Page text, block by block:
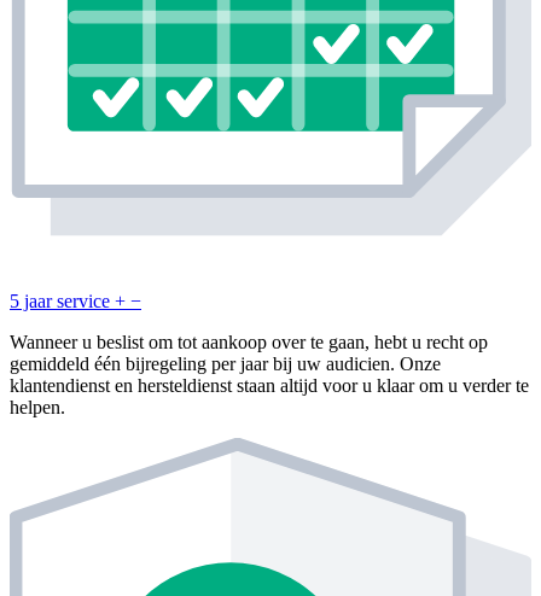
5 jaar service + −
Wanneer u beslist om tot aankoop over te gaan, hebt u recht op
gemiddeld één bijregeling per jaar bij uw audicien. Onze
klantendienst en hersteldienst staan altijd voor u klaar om u verder te
helpen.